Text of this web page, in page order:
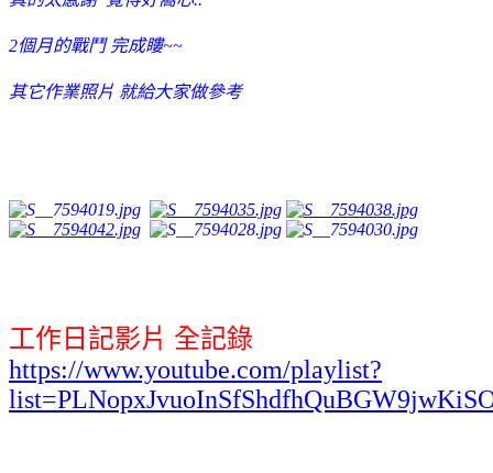
2個月的戰鬥 完成瞜~~
其它作業照片 就給大家做參考
工作日記影片 全記錄
https://www.youtube.com/playlist?